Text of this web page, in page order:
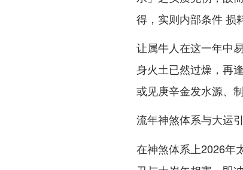
得，实则内部条件 损
让属牛人在这一年中
身火土已然过燥，再
或见庚辛金发水源、
流年神煞体系与大运
在神煞体系上2026年